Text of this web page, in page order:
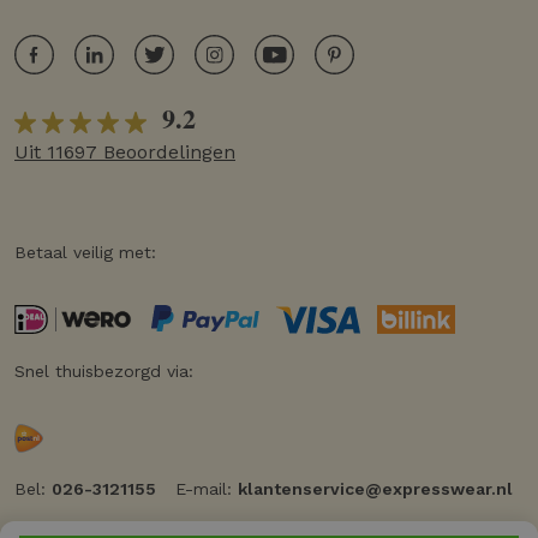
9.2
Uit 11697 Beoordelingen
Betaal veilig met:
Snel thuisbezorgd via:
Bel: 026-3121155 E-mail: klantenservice@expresswear.nl